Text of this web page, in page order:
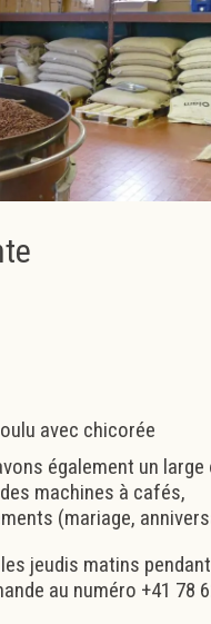
avec chicorée
également un large
machines à cafés,
(mariage,
les jeudis matins
au numéro +41 78